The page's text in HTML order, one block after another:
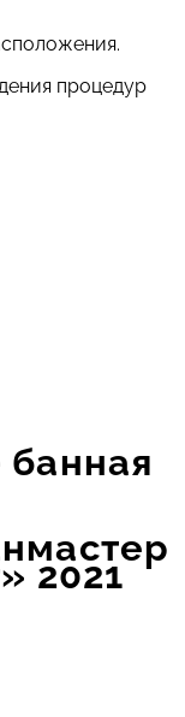
процедур
2021